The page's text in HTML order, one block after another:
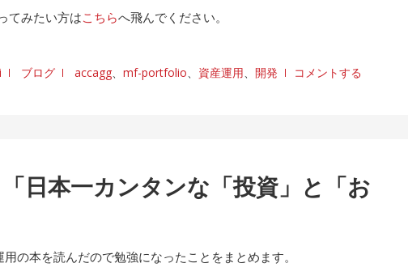
てみたい方はこちらへ飛んでください。
ブログ accagg、 mf-portfolio、 資産運用、 開発 コメントする
日本一カンタンな「投資」と「お
の本を読んだので勉強になったことをまとめます。